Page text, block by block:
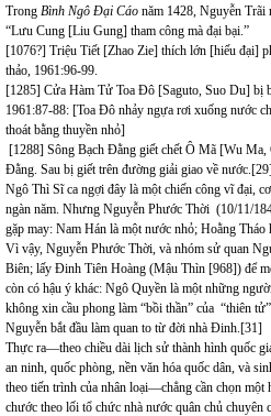
Trong Bình Ngô Đại Cáo năm 1428, Nguyễn Trãi
“Lưu Cung [Liu Gung] tham công mà đại bại.”
[1076?] Triệu Tiết [Zhao Zie] thích lớn [hiếu đại]
thảo, 1961:96-99.
[1285] Cửa Hàm Tử Toa Đô [Saguto, Suo Du] bị
1961:87-88: [Toa Đô nhảy ngựa rơi xuống nước
thoát bằng thuyền nhỏ]
[1288] Sông Bạch Đằng giết chết Ô Mã [Wu
Đằng. Sau bị giết trên đường giải giao về nước.[29]
Ngô Thì Sĩ ca ngợi đây là một chiến công vĩ đại,
ngàn năm. Nhưng Nguyễn Phước Thời (10/11/
gặp may: Nam Hán là một nước nhỏ; Hoằng Tháo
Vì vậy, Nguyễn Phước Thời, và nhóm sử quan
Biên; lấy Đinh Tiên Hoàng (Mậu Thìn [968]) để
còn có hậu ý khác: Ngô Quyền là một những
không xin cầu phong làm “bồi thần” của “thiên
Nguyễn bắt đầu làm quan to từ đời nhà Đinh.[31]
Thực ra—theo chiều dài lịch sử thành hình quốc
an ninh, quốc phòng, nền văn hóa quốc dân, và
theo tiến trình của nhân loại—chẳng cần chọn một
chước theo lối tổ chức nhà nước quân chủ chuyên